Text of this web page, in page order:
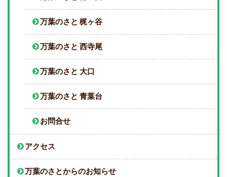
万葉のさと 梶ヶ谷
万葉のさと 西寺尾
万葉のさと 大口
万葉のさと 青葉台
お問合せ
アクセス
万葉のさとからのお知らせ